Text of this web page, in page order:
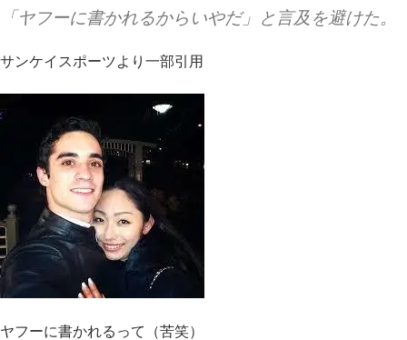
「ヤフーに書かれるからいやだ」と言及を避けた。
サンケイスポーツより一部引用
ヤフーに書かれるって（苦笑）